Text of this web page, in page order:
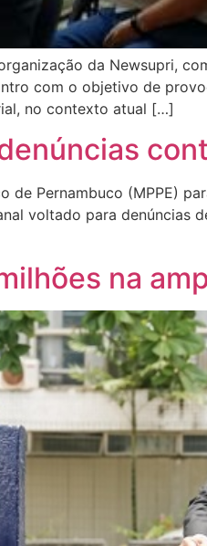
da Newsupri,
com o objetivo de
no contexto atual […]
Pernambuco (MPPE)
voltado para denúncias
na